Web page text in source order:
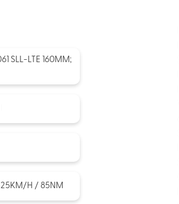
SLL-LTE 160MM;
25KM/H / 85NM